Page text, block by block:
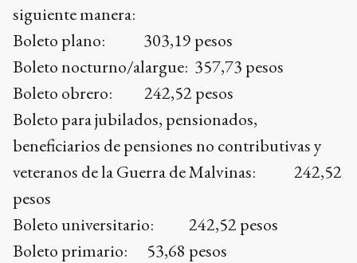
siguiente manera:
Boleto plano: 303,19 pesos
Boleto nocturno/alargue: 357,73 pesos
Boleto obrero: 242,52 pesos
Boleto para jubilados, pensionados,
beneficiarios de pensiones no contributivas y
veteranos de la Guerra de Malvinas: 242,52
pesos
Boleto universitario: 242,52 pesos
Boleto primario: 53,68 pesos